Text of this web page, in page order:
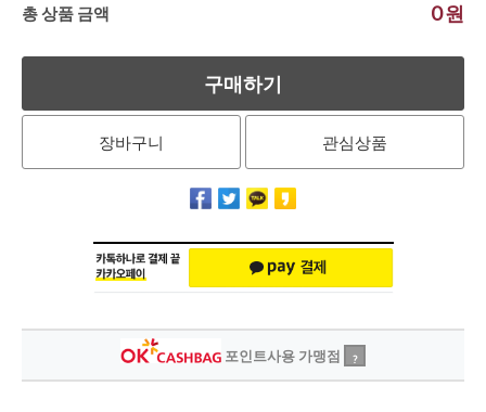
총 상품 금액 0원
구매하기
장바구니 관심상품
포인트사용 가맹점 ?